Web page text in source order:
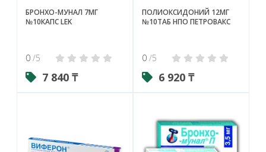
БРОНХО-МУНАЛ 7МГ
№10КАПС LEK
0 /5
7 840 ₸
ПОЛИОКСИДОНИЙ 12МГ
№10ТАБ НПО ПЕТРОВАКС
0 /5
6 920 ₸